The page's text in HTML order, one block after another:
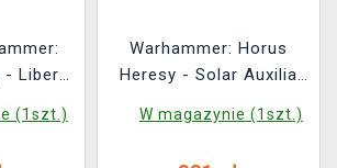
- Liber
(1szt.)
Warhammer: Horus
Heresy - Solar Auxilia
figurka)
W magazynie (1szt.)